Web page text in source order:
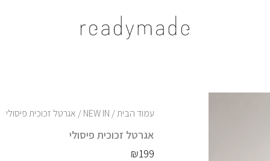
עמוד הבית/
NEW IN/ אגרטל זכוכית פיסולי
אגרטל זכוכית פיסולי
₪199